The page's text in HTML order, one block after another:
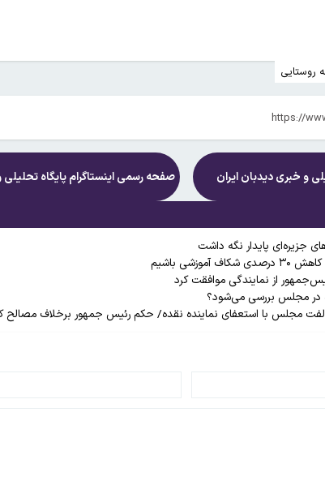
روستایی
و خبریدیدبان ایران صفحه رسمی اینستاگرام پایگاه
جزیره‌ای پایدار نگه داشت
باشیم
از نمایندگی موافقت کرد
در مجلس بررسی می‌شود؟
مجلس با استعفای نماینده نقده/ حکم رئیس جمهور برخلاف